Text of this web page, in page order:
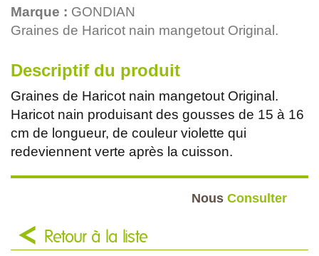
Marque : GONDIAN
Graines de Haricot nain mangetout Original.
Descriptif du produit
Graines de Haricot nain mangetout Original.
Haricot nain produisant des gousses de 15 à 16
cm de longueur, de couleur violette qui
redeviennent verte après la cuisson.
Nous Consulter
Retour à la liste